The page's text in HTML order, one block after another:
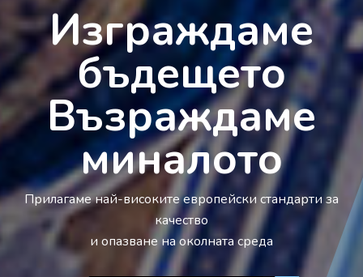
Изграждаме
бъдещето
Възраждаме
миналото
Прилагаме най-високите европейски стандарти за
качество
и опазване на околната среда